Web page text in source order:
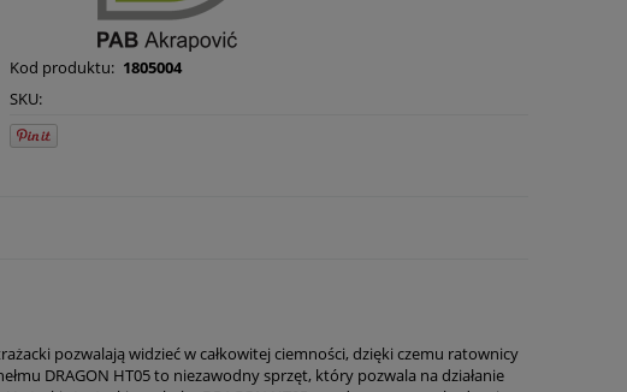
Kod produktu: 1805004
SKU:
pozwalają widzieć w całkowitej ciemności, dzięki czemu ratownicy
DRAGON HT05 to niezawodny sprzęt, który pozwala na działanie